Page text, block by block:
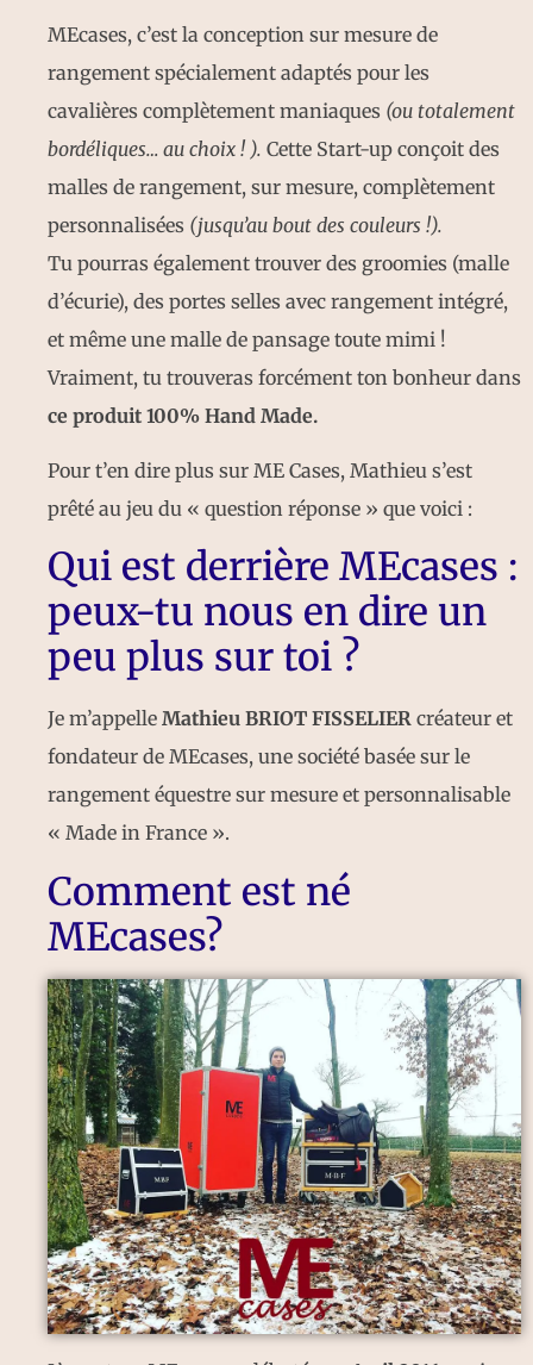
MEcases, c’est la conception sur mesure de
rangement spécialement adaptés pour les
cavalières complètement maniaques (ou totalement
bordéliques… au choix ! ). Cette Start-up conçoit des
malles de rangement, sur mesure, complètement
personnalisées (jusqu’au bout des couleurs !).
Tu pourras également trouver des groomies (malle
d’écurie), des portes selles avec rangement intégré,
et même une malle de pansage toute mimi !
Vraiment, tu trouveras forcément ton bonheur dans
ce produit 100% Hand Made.
Pour t’en dire plus sur ME Cases, Mathieu s’est
prêté au jeu du « question réponse » que voici :
Qui est derrière MEcases :
peux-tu nous en dire un
peu plus sur toi ?
Je m’appelle Mathieu BRIOT FISSELIER créateur et
fondateur de MEcases, une société basée sur le
rangement équestre sur mesure et personnalisable
« Made in France ».
Comment est né
MEcases?